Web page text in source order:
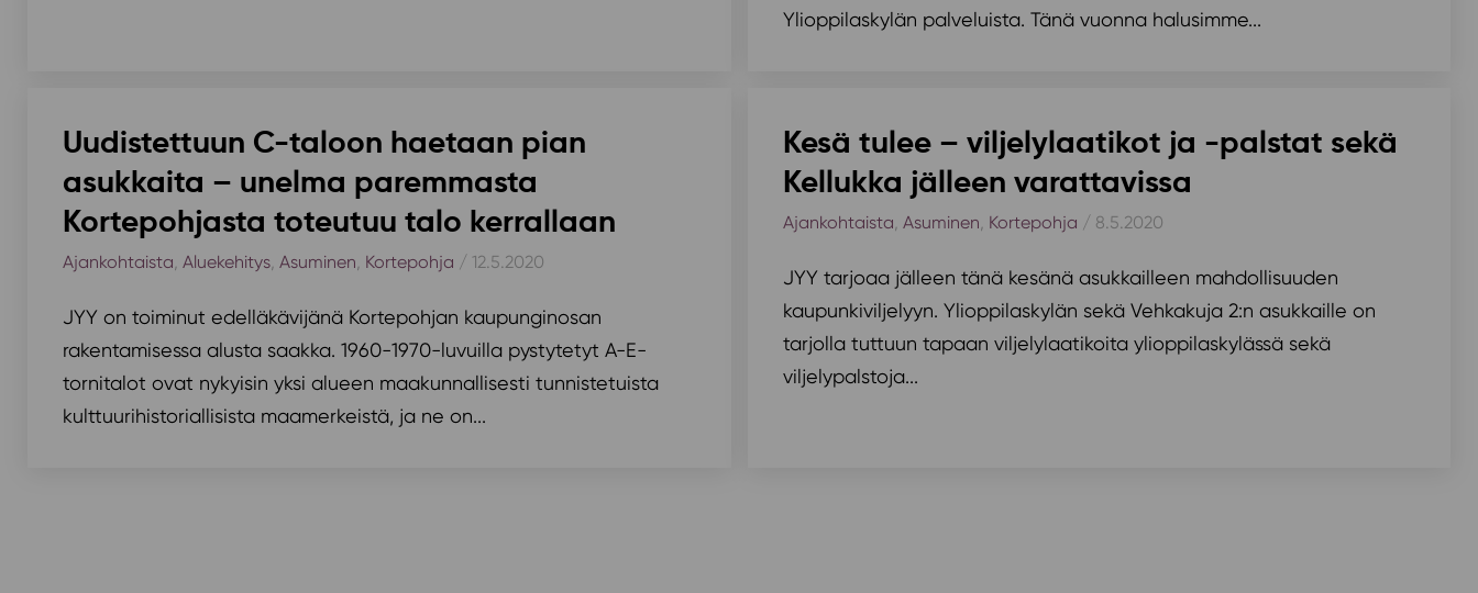
Ylioppilaskylän palveluista. Tänä vuonna halusimme...
Uudistettuun C-taloon haetaan pian
asukkaita – unelma paremmasta
Kortepohjasta toteutuu talo kerrallaan
Ajankohtaista, Aluekehitys, Asuminen, Kortepohja / 12.5.2020
JYY on toiminut edelläkävijänä Kortepohjan kaupunginosan
rakentamisessa alusta saakka. 1960-1970-luvuilla pystytetyt A-E-
tornitalot ovat nykyisin yksi alueen maakunnallisesti tunnistetuista
kulttuurihistoriallisista maamerkeistä, ja ne on...
Kesä tulee – viljelylaatikot ja -palstat sekä
Kellukka jälleen varattavissa
Ajankohtaista, Asuminen, Kortepohja / 8.5.2020
JYY tarjoaa jälleen tänä kesänä asukkailleen mahdollisuuden
kaupunkiviljelyyn. Ylioppilaskylän sekä Vehkakuja 2:n asukkaille on
tarjolla tuttuun tapaan viljelylaatikoita ylioppilaskylässä sekä
viljelypalstoja...